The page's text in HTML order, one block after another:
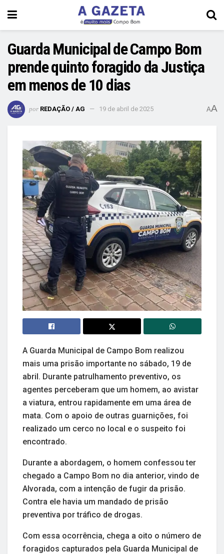
Guarda Municipal de Campo Bom
prende quinto foragido da Justiça
em menos de 10 dias
por REDAÇÃO / AG 19 de abril de 2025 AA
A Guarda Municipal de Campo Bom realizou
mais uma prisão importante no sábado, 19 de
abril. Durante patrulhamento preventivo, os
agentes perceberam que um homem, ao avistar
a viatura, entrou rapidamente em uma área de
mata. Com o apoio de outras guarnições, foi
realizado um cerco no local e o suspeito foi
encontrado.
Durante a abordagem, o homem confessou ter
chegado a Campo Bom no dia anterior, vindo de
Alvorada, com a intenção de fugir da prisão.
Contra ele havia um mandado de prisão
preventiva por tráfico de drogas.
Com essa ocorrência, chega a oito o número de
foragidos capturados pela Guarda Municipal de